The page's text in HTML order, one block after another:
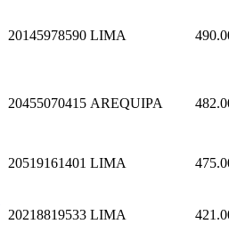
20145978590 LIMA
20455070415 AREQUIPA
20519161401 LIMA
20218819533 LIMA